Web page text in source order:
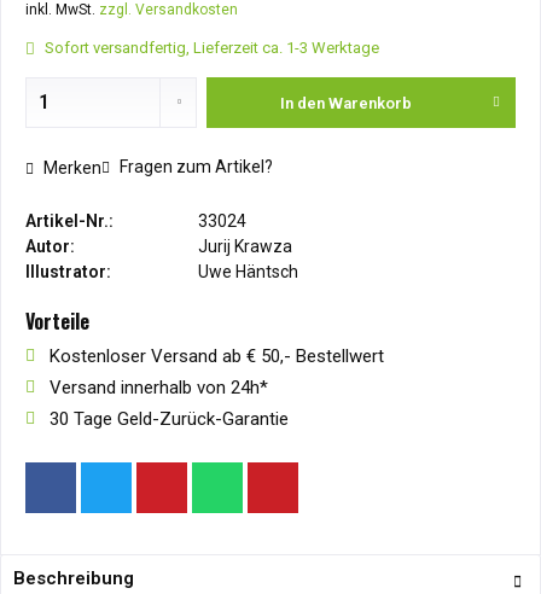
inkl. MwSt. zzgl. Versandkosten
Sofort versandfertig, Lieferzeit ca. 1-3 Werktage
In den Warenkorb
Merken Fragen zum Artikel?
Artikel-Nr.:
33024
Autor:
Jurij Krawza
Illustrator:
Uwe Häntsch
Vorteile
Kostenloser Versand ab € 50,- Bestellwert
Versand innerhalb von 24h*
30 Tage Geld-Zurück-Garantie
Beschreibung